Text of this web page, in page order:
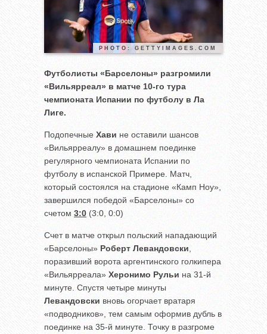
PHOTO: GETTYIMAGES.COM
Футболисты «Барселоны» разгромили
«Вильярреал» в матче 10-го тура
чемпионата Испании по футболу в Ла
Лиге.
Подопечные Хави не оставили шансов
«Вильярреалу» в домашнем поединке
регулярного чемпионата Испании по
футболу в испанской Примере. Матч,
который состоялся на стадионе «Камп Ноу»,
завершился победой «Барселоны» со
счетом 3:0 (3:0, 0:0)
Счет в матче открыл польский нападающий
«Барселоны» Роберт Левандовски
поразивший ворота аргентинского голкипера
«Вильярреала» Херонимо Рульи на 31-й
минуте. Спустя четыре минуты
Левандовски вновь огорчает вратаря
«подводников», тем самым оформив дубль в
поединке на 35-й минуте. Точку в разгроме